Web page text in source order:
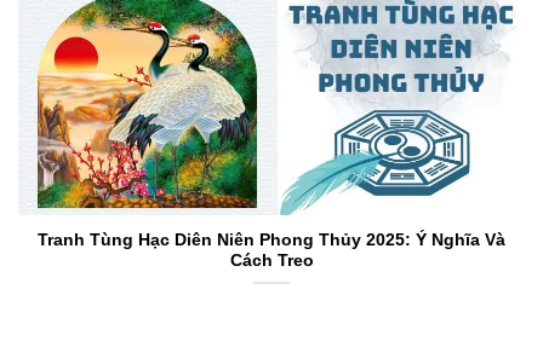
Tranh Tùng Hạc Diên Niên Phong Thủy 2025: Ý Nghĩa Và
Cách Treo